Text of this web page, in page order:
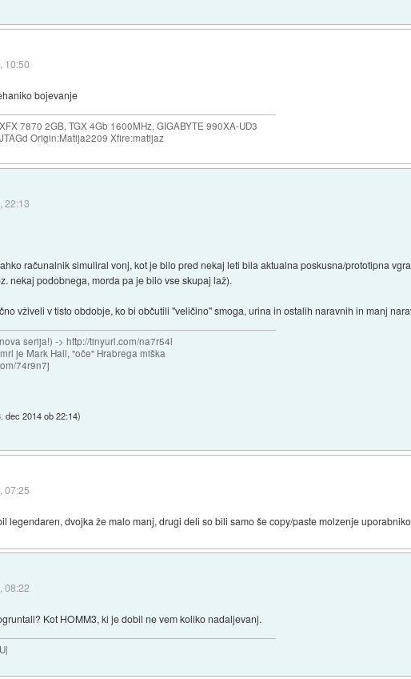
10:50
bojevanje
7870 2GB, TGX 4Gb 1600MHz, GIGABYTE 990XA-UD3
Origin:Matija2209 Xfire:matijaz
22:13
računalnik simuliral vonj, kot je bilo pred nekaj leti bila aktualna poskusna/prototipna
nekaj podobnega, morda pa je bilo vse skupaj laž).
vživeli v tisto obdobje, ko bi občutili "veličino" smoga, urina in ostalih naravnih in manj
serija!) -> http://tinyurl.com/na7r54l
je Mark Hall, "oče" Hrabrega miška
74r9n7j
dec 2014 ob 22:14)
07:25
legendaren, dvojka že malo manj, drugi deli so bili samo še copy/paste molzenje
08:22
Kot HOMM3, ki je dobil ne vem koliko nadaljevanj.